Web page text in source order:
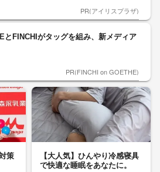
PR(アイリスプラザ)
とFINCHIがタッグを組み、新メディア
PR(FINCHI on GOETHE)
策
【大人気】ひんやり冷感寝具
で快適な睡眠をあなたに。